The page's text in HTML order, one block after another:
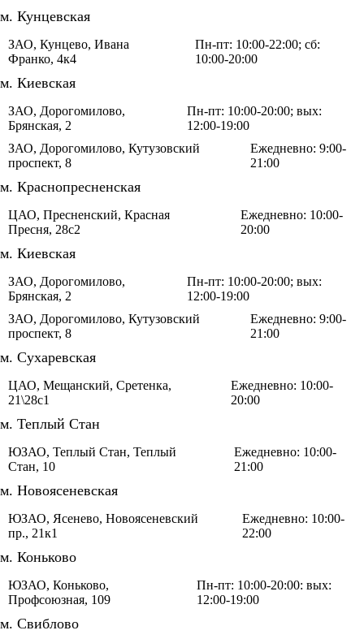
м. Кунцевская
ЗАО, Кунцево, Ивана
Франко, 4к4
Пн-пт: 10:00-22:00; сб:
10:00-20:00
м. Киевская
ЗАО, Дорогомилово,
Брянская, 2
Пн-пт: 10:00-20:00; вых:
12:00-19:00
ЗАО, Дорогомилово, Кутузовский
проспект, 8
Ежедневно: 9:00-
21:00
м. Краснопресненская
ЦАО, Пресненский, Красная
Пресня, 28с2
Ежедневно: 10:00-
20:00
м. Киевская
ЗАО, Дорогомилово,
Брянская, 2
Пн-пт: 10:00-20:00; вых:
12:00-19:00
ЗАО, Дорогомилово, Кутузовский
проспект, 8
Ежедневно: 9:00-
21:00
м. Сухаревская
ЦАО, Мещанский, Сретенка,
21\28с1
Ежедневно: 10:00-
20:00
м. Теплый Стан
ЮЗАО, Теплый Стан, Теплый
Стан, 10
Ежедневно: 10:00-
21:00
м. Новоясеневская
ЮЗАО, Ясенево, Новоясеневский
пр., 21к1
Ежедневно: 10:00-
22:00
м. Коньково
ЮЗАО, Коньково,
Профсоюзная, 109
Пн-пт: 10:00-20:00: вых:
12:00-19:00
м. Свиблово